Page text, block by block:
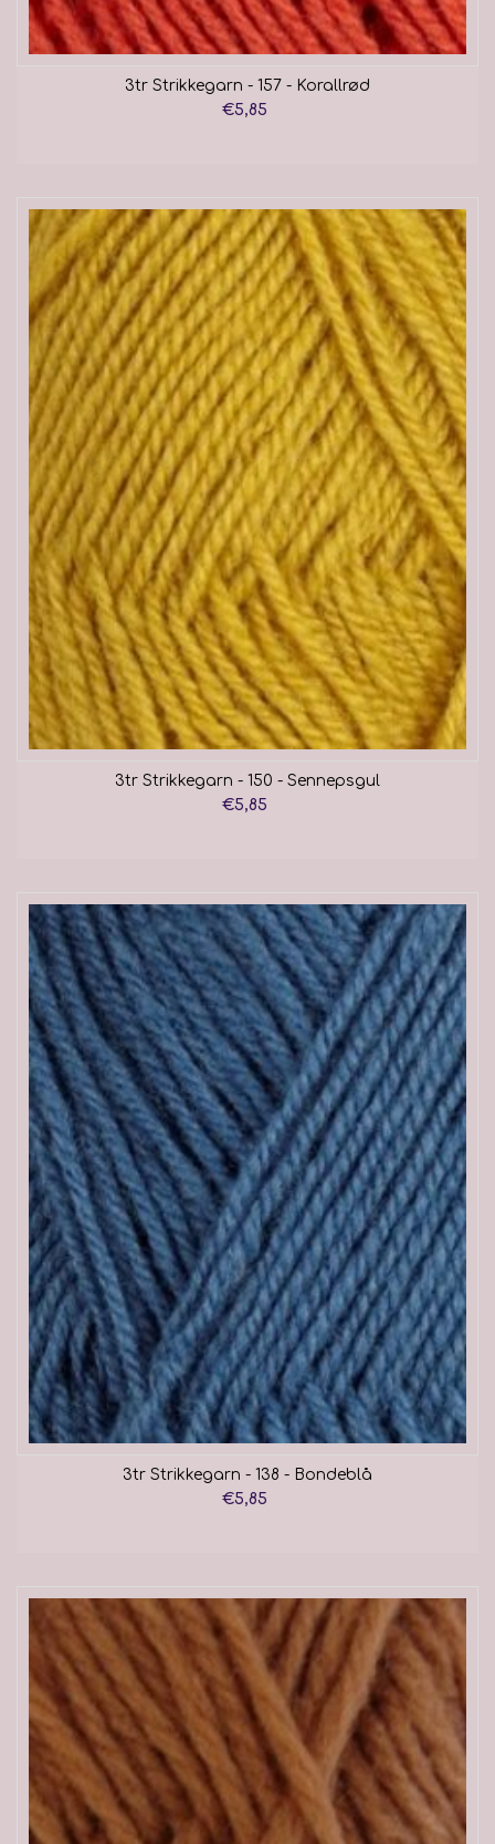
3tr Strikkegarn - 157 - Korallrød
€5,85
3tr Strikkegarn - 150 - Sennepsgul
€5,85
3tr Strikkegarn - 138 - Bondeblå
€5,85